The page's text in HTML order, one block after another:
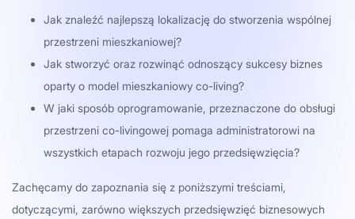
Jak znaleźć najlepszą lokalizację do stworzenia wspólnej
przestrzeni mieszkaniowej?
Jak stworzyć oraz rozwinąć odnoszący sukcesy biznes
oparty o model mieszkaniowy co-living?
W jaki sposób oprogramowanie, przeznaczone do obsługi
przestrzeni co-livingowej pomaga administratorowi na
wszystkich etapach rozwoju jego przedsięwzięcia?
Zachęcamy do zapoznania się z poniższymi treściami,
dotyczącymi, zarówno większych przedsięwzięć biznesowych